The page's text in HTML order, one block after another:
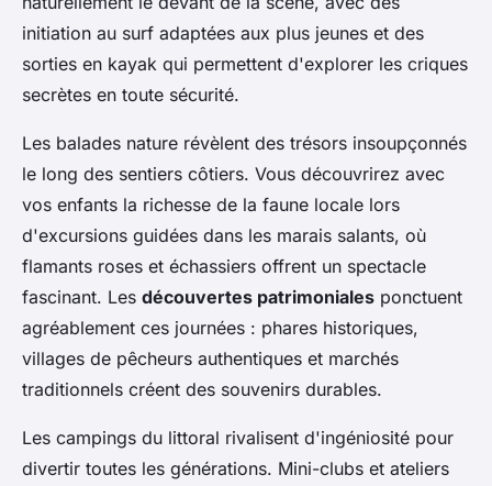
initiation au surf adaptées aux plus jeunes et des
sorties en kayak qui permettent d'explorer les criques
secrètes en toute sécurité.
Les balades nature révèlent des trésors insoupçonnés
le long des sentiers côtiers. Vous découvrirez avec
vos enfants la richesse de la faune locale lors
d'excursions guidées dans les marais salants, où
flamants roses et échassiers offrent un spectacle
fascinant. Les découvertes patrimoniales ponctuent
agréablement ces journées : phares historiques,
villages de pêcheurs authentiques et marchés
traditionnels créent des souvenirs durables.
Les campings du littoral rivalisent d'ingéniosité pour
divertir toutes les générations. Mini-clubs et ateliers